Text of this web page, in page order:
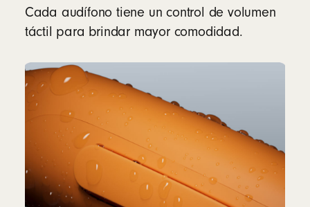
Cada audífono tiene un control de volumen
táctil para brindar mayor comodidad.